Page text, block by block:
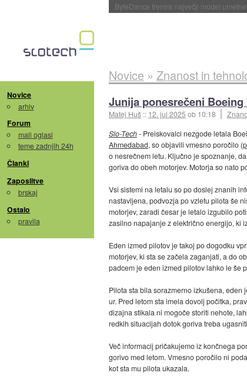
ByteDance trenira največji model
Novice
arhiv
Forum
mali oglasi
teme zadnjih 24h
Članki
Zaposlitve
brskaj
Ostalo
pravila
Novice » Znanost in
Junija ponesrečeni
Matej Huš :: 12. jul 2025ob 10:18
Slo-Tech- Preiskovalci nezgode letala
Ahmedabad, so objavili vmesno poročilo (
o nesrečnem letu. Ključno je spoznanje,
goriva do obeh motorjev. Motorja so nato
Vsi sistemi na letalu so po doslej znanih
nastavljena, podvozja po vzletu pilota še
motorjev, zaradi česar je letalo izgubilo
zasilno napajanje z električno energijo, ki
Eden izmed pilotov je takoj po dogodku
motorjev, ki sta se začela zaganjati, a do
padcem je eden izmed pilotov lahko le še
Pilota sta bila sorazmerno izkušena,
ur. Pred letom sta imela dovolj počitka,
dizajna stikala ni mogoče storiti nehote,
redkih situacijah dotok goriva treba
Več informacij pričakujemo iz končnega
gorivo med letom. Vmesno poročilo ni
kot sta mu pilota ukazala.